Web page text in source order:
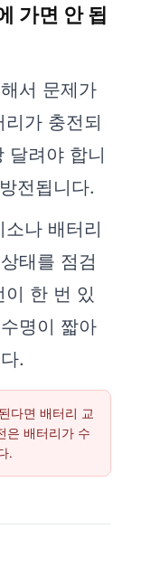
가면 안 됩
서 문제가
가 충전되
달려야 합니
전됩니다.
나 배터리
태를 점검
한 번 있
명이 짧아
.
다면 배터리 교
은 배터리가 수
.